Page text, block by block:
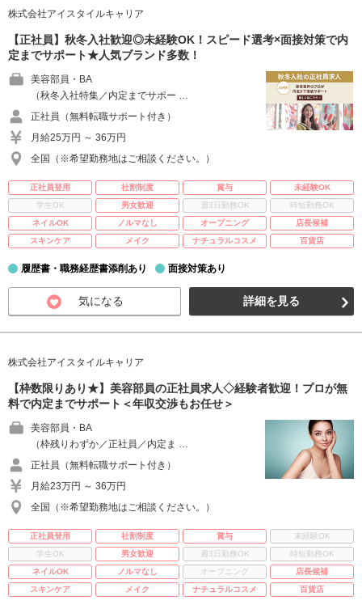
株式会社アイスタイルキャリア
【正社員】秋冬入社歓迎◎未経験OK！スピード選考×面接対策で内
定までサポート★人気ブランド多数！
美容部員・BA
（秋冬入社特集／内定までサポー …
正社員（無料転職サポート付き）
月給25万円 ～ 36万円
全国（※希望勤務地はご相談ください。）
正社員登用 社割制度 賞与
未経験OK
学生OK
男女歓迎 週3日勤務OK
時短勤務OK
ネイルOK
ノルマなし オープニング
店長候補
スキンケア
メイク ナチュラルコスメ 百貨店
履歴書・職務経歴書添削あり 面接対策あり
気になる 詳細を見る
株式会社アイスタイルキャリア
【枠数限りあり★】美容部員の正社員求人◇経験者歓迎！プロが無
料で内定までサポート＜年収交渉もお任せ＞
美容部員・BA
（枠残りわずか／正社員／内定ま …
正社員（無料転職サポート付き）
月給23万円 ～ 36万円
全国（※希望勤務地はご相談ください。）
正社員登用 社割制度 賞与
未経験OK
学生OK
男女歓迎 週3日勤務OK
時短勤務OK
ネイルOK
ノルマなし オープニング
店長候補
スキンケア
メイク ナチュラルコスメ 百貨店